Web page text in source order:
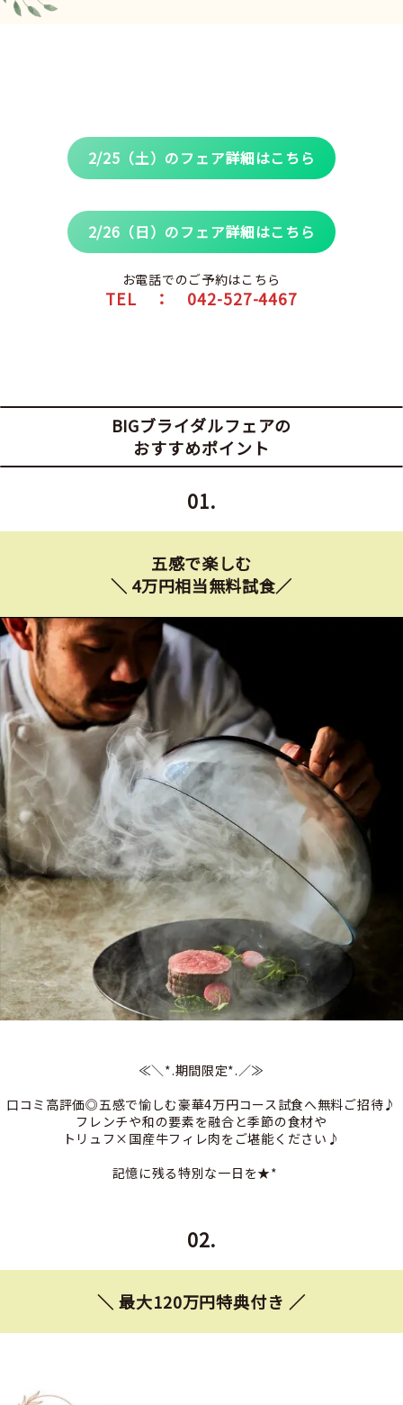
2/25（土）のフェア詳細はこちら
2/26（日）のフェア詳細はこちら
お電話でのご予約はこちら
TEL ： 042-527-4467
BIGブライダルフェアの
おすすめポイント
01.
五感で楽しむ
＼ 4万円相当無料試食／
≪＼*.期間限定*.／≫
口コミ高評価◎五感で愉しむ豪華4万円コース試食へ無料ご招待♪
フレンチや和の要素を融合と季節の食材や
トリュフ×国産牛フィレ肉をご堪能ください♪
記憶に残る特別な一日を★*
02.
＼ 最大120万円特典付き ／